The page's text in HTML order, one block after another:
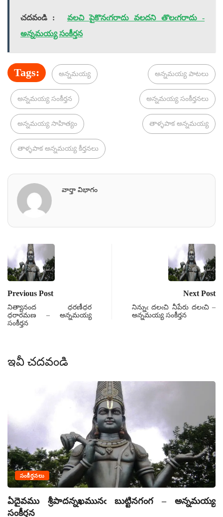
చదవండి :
వలచి పైకొనఁగరాదు వలదని తొలఁగరాదు -
అన్నమయ్య సంకీర్తన
Tags: అన్నమయ్య అన్నమయ్య పాటలు
అన్నమయ్య సంకీర్తన అన్నమయ్య సంకీర్తనలు
అన్నమయ్య సాహిత్యం తాళ్ళపాక అన్నమయ్య
తాళ్ళపాక అన్నమయ్య కీర్తనలు
వార్తా విభాగం
Previous Post
నిత్యానంద ధరణీధర
ధరారమణ – అన్నమయ్య
సంకీర్తన
Next Post
నిన్నుఁ దలఁచి నీపేరు దలఁచి –
అన్నమయ్య సంకీర్తన
ఇవీ చదవండి
సంకీర్తనలు
ఏదైవము శ్రీపాదన్నఖమునఁ బుట్టినగంగ – అన్నమయ్య
సంకీర్తన